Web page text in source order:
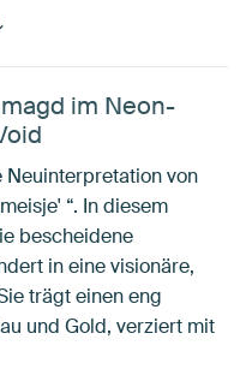
im Neon-
Neuinterpretation von
“. In diesem
bescheidene
in eine visionäre,
trägt einen eng
und Gold, verziert mit